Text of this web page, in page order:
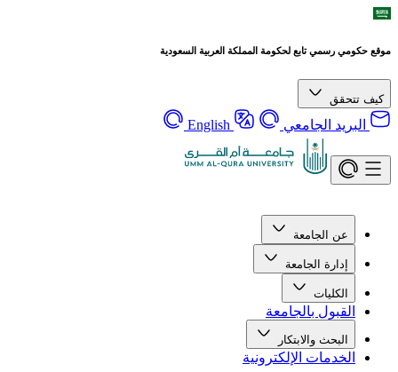
موقع حكومي رسمي تابع لحكومة المملكة العربية السعودية
كيف تتحقق
البريد الجامعي English
عن الجامعة
إدارة الجامعة
الكليات
القبول بالجامعة
البحث والابتكار
الخدمات الإلكترونية